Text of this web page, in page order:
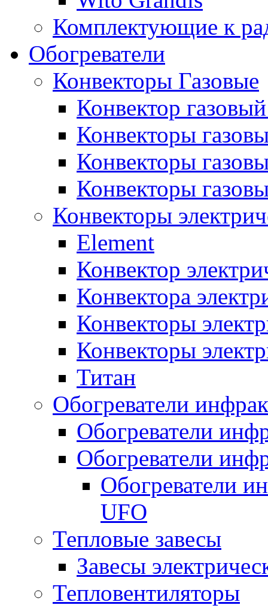
Комплектующие к
Обогреватели
Конвекторы Газовые
Конвектор
Конвекторы
Конвекторы
Конвекторы
Конвекторы
Element
Конвектор
Конвектора
Конвекторы
Конвекторы
Титан
Обогреватели
Обогреватели
Обогреватели
Обогреватели
UFO
Тепловые завесы
Завесы
Тепловентиляторы